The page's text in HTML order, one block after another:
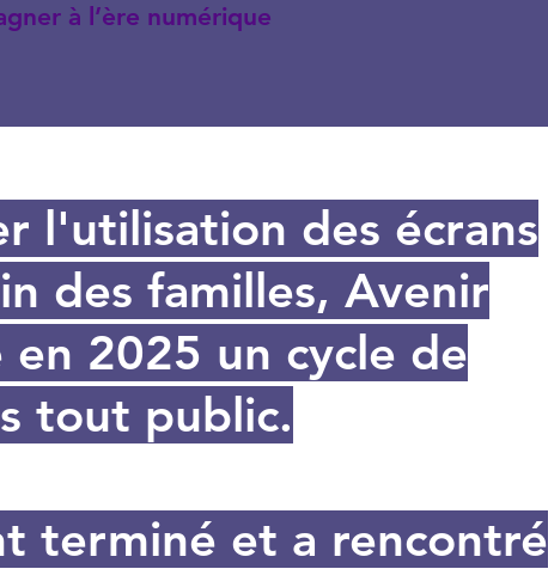
à l’ère numérique
l'utilisation des écrans
des familles, Avenir
en 2025 un cycle de
tout public.
terminé et a rencontré